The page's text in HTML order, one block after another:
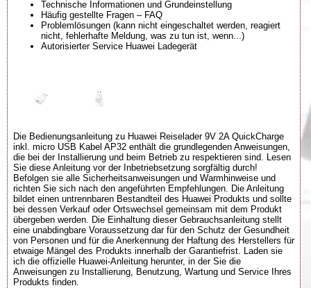
Technische Informationen und Grundeinstellung
Häufig gestellte Fragen – FAQ
Problemlösungen (kann nicht eingeschaltet werden, reagiert
nicht, fehlerhafte Meldung, was zu tun ist, wenn...)
Autorisierter Service Huawei Ladegerät
Die Bedienungsanleitung zu Huawei Reiselader 9V 2A QuickCharge
inkl. micro USB Kabel AP32 enthält die grundlegenden Anweisungen,
die bei der Installierung und beim Betrieb zu respektieren sind. Lesen
Sie diese Anleitung vor der Inbetriebsetzung sorgfältig durch!
Befolgen sie alle Sicherheitsanweisungen und Warmhinweise und
richten Sie sich nach den angeführten Empfehlungen. Die Anleitung
bildet einen untrennbaren Bestandteil des Huawei Produkts und sollte
bei dessen Verkauf oder Ortswechsel gemeinsam mit dem Produkt
übergeben werden. Die Einhaltung dieser Gebrauchsanleitung stellt
eine unabdingbare Voraussetzung dar für den Schutz der Gesundheit
von Personen und für die Anerkennung der Haftung des Herstellers für
etwaige Mängel des Produkts innerhalb der Garantiefrist. Laden sie
ich die offizielle Huawei-Anleitung herunter, in der Sie die
Anweisungen zu Installierung, Benutzung, Wartung und Service Ihres
Produkts finden.